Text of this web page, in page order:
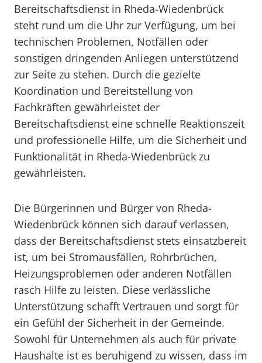
Bereitschaftsdienst in Rheda-Wiedenbrück
steht rund um die Uhr zur Verfügung, um bei
technischen Problemen, Notfällen oder
sonstigen dringenden Anliegen unterstützend
zur Seite zu stehen. Durch die gezielte
Koordination und Bereitstellung von
Fachkräften gewährleistet der
Bereitschaftsdienst eine schnelle Reaktionszeit
und professionelle Hilfe, um die Sicherheit und
Funktionalität in Rheda-Wiedenbrück zu
gewährleisten.
Die Bürgerinnen und Bürger von Rheda-
Wiedenbrück können sich darauf verlassen,
dass der Bereitschaftsdienst stets einsatzbereit
ist, um bei Stromausfällen, Rohrbrüchen,
Heizungsproblemen oder anderen Notfällen
rasch Hilfe zu leisten. Diese verlässliche
Unterstützung schafft Vertrauen und sorgt für
ein Gefühl der Sicherheit in der Gemeinde.
Sowohl für Unternehmen als auch für private
Haushalte ist es beruhigend zu wissen, dass im